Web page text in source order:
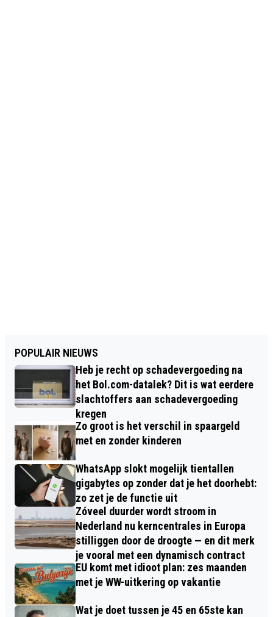
POPULAIR NIEUWS
Heb je recht op schadevergoeding na
het Bol.com-datalek? Dit is wat eerdere
slachtoffers aan schadevergoeding
kregen
Zo groot is het verschil in spaargeld
met en zonder kinderen
WhatsApp slokt mogelijk tientallen
gigabytes op zonder dat je het doorhebt:
zo zet je de functie uit
Zóveel duurder wordt stroom in
Nederland nu kerncentrales in Europa
stilliggen door de droogte — en dit merk
je vooral met een dynamisch contract
EU komt met idioot plan: zes maanden
met je WW-uitkering op vakantie
Wat je doet tussen je 45 en 65ste kan